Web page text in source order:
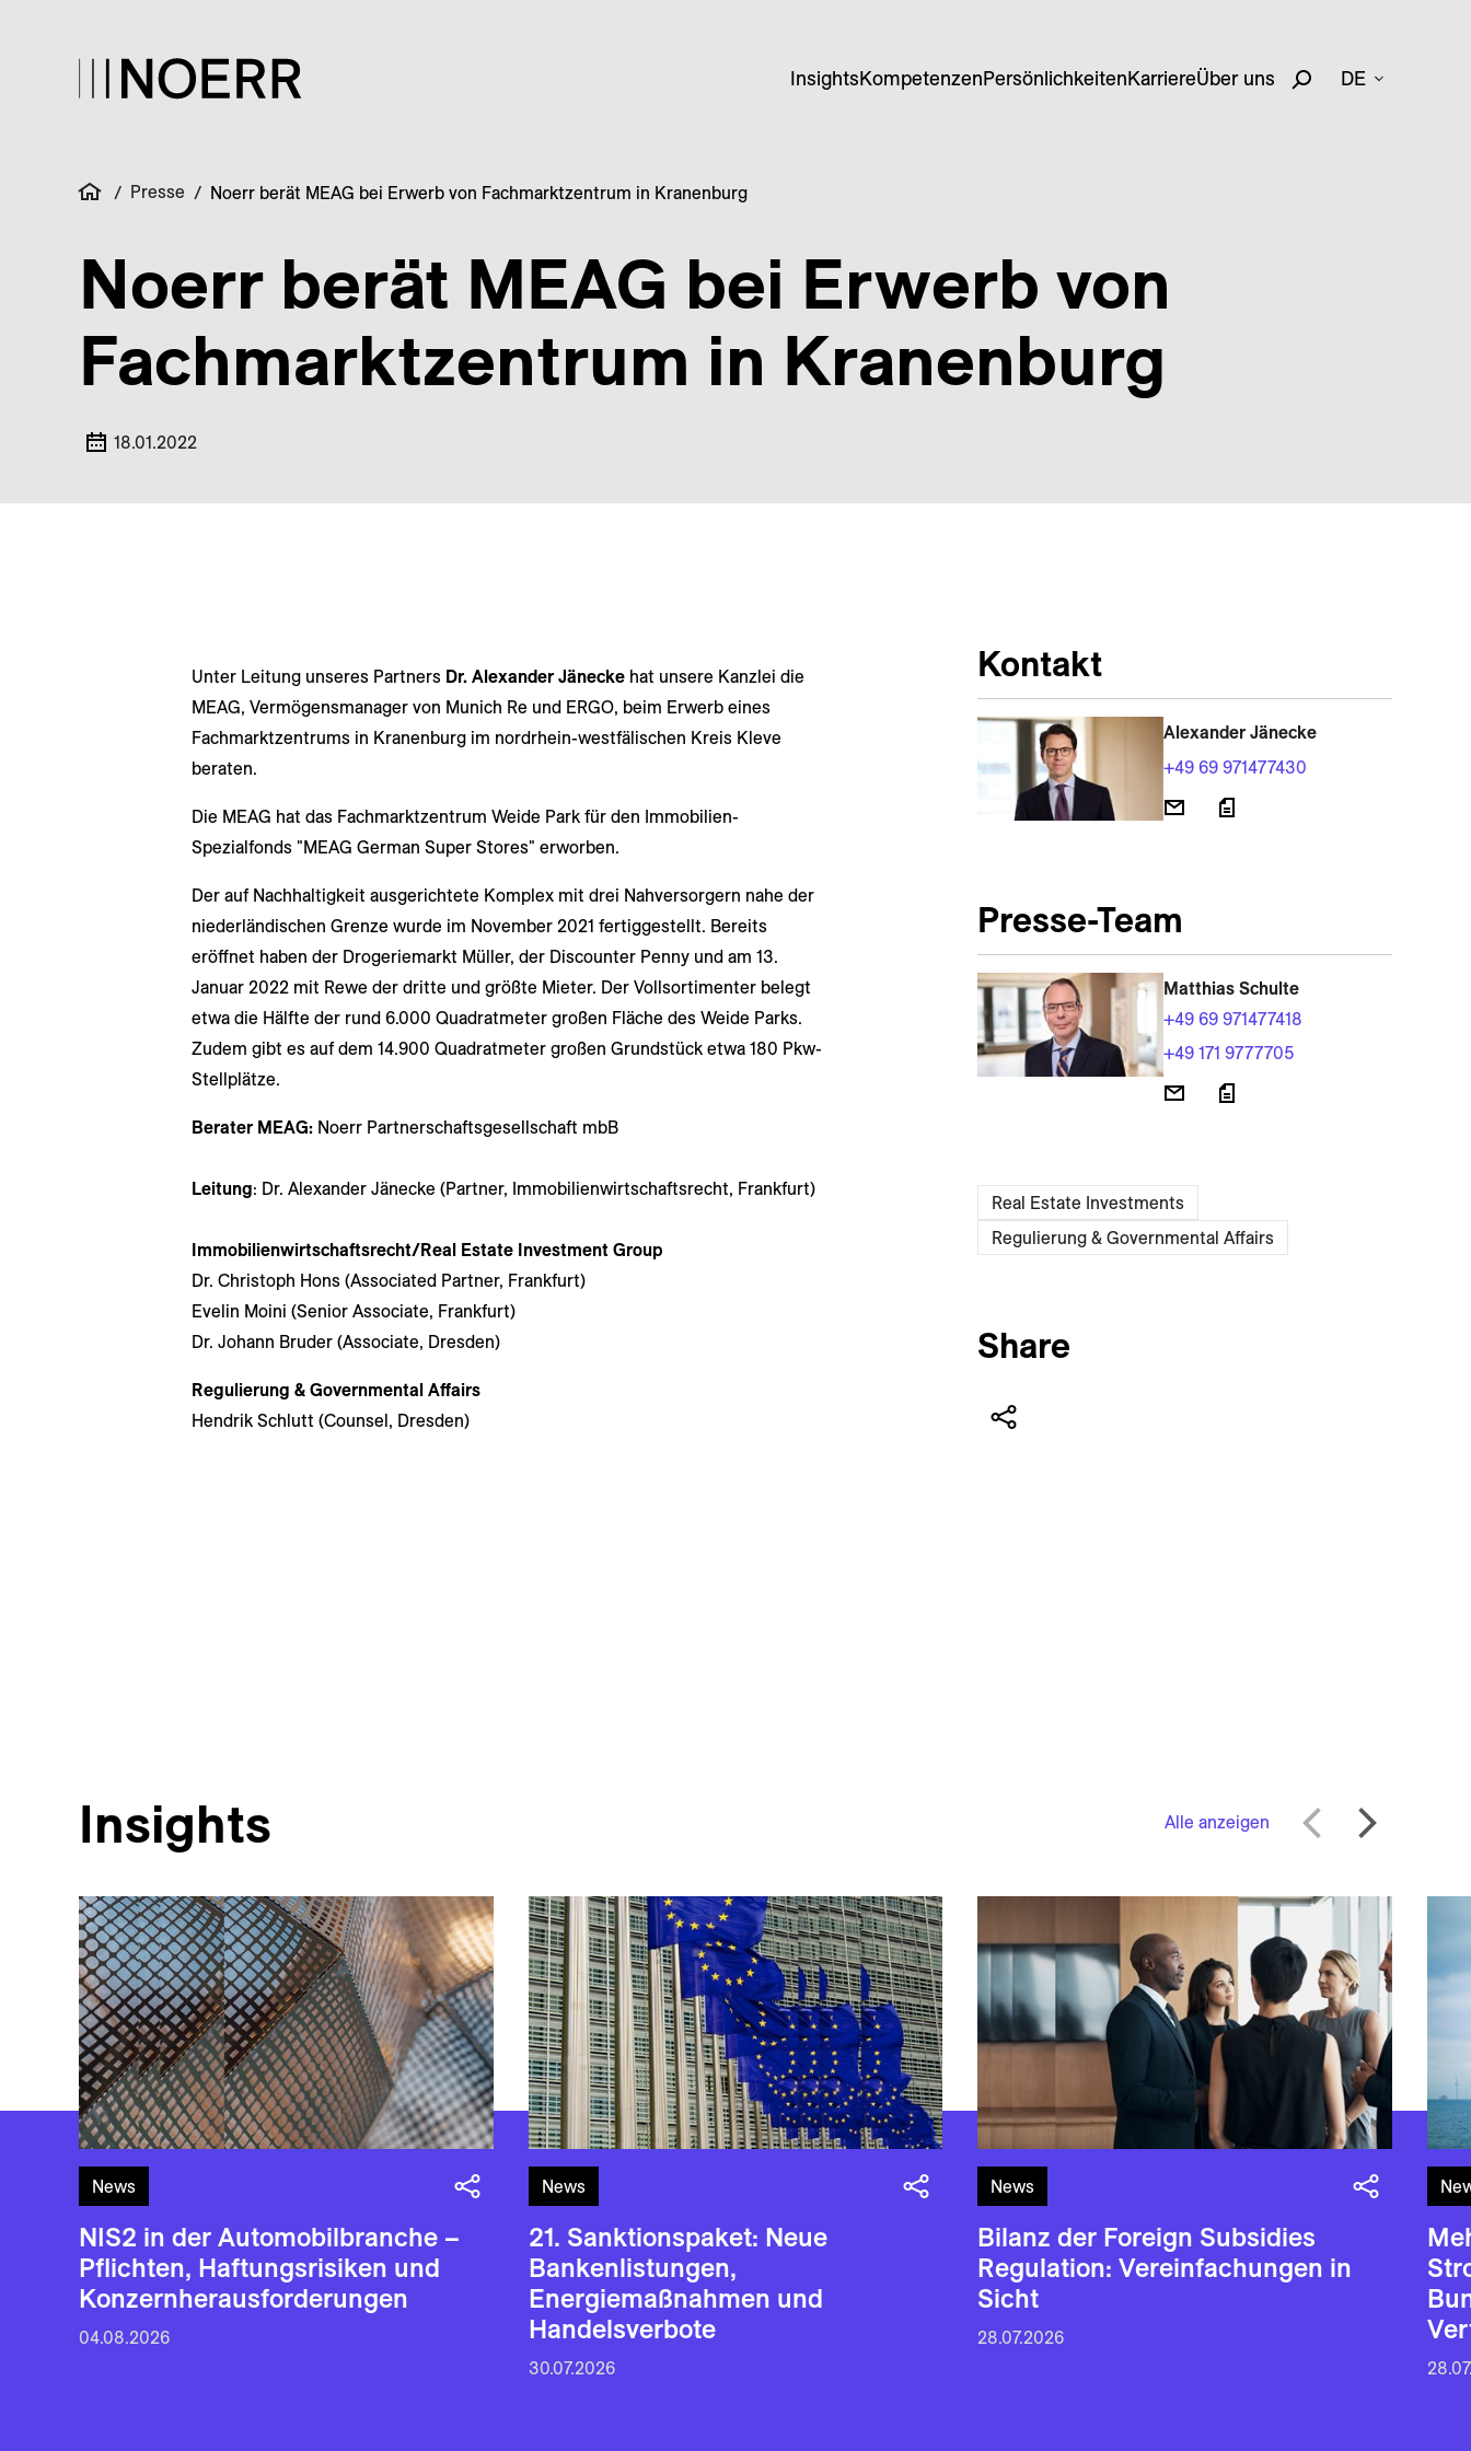
InsightsKompetenzenPersönlichkeitenKarriereÜber uns DE
/ Presse / Noerr berät MEAG bei Erwerb von Fachmarktzentrum in Kranenburg
Noerr berät MEAG bei Erwerb von
Fachmarktzentrum in Kranenburg
18.01.2022
Unter Leitung unseres Partners Dr. Alexander Jäneckehat unsere Kanzlei die
MEAG, Vermögensmanager von Munich Re und ERGO, beim Erwerb eines
Fachmarktzentrums in Kranenburg im nordrhein-westfälischen Kreis Kleve
beraten.
Die MEAG hat das Fachmarktzentrum Weide Park für den Immobilien-
Spezialfonds "MEAG German Super Stores" erworben.
Der auf Nachhaltigkeit ausgerichtete Komplex mit drei Nahversorgern nahe der
niederländischen Grenze wurde im November 2021 fertiggestellt. Bereits
eröffnet haben der Drogeriemarkt Müller, der Discounter Penny und am 13.
Januar 2022 mit Rewe der dritte und größte Mieter. Der Vollsortimenter belegt
etwa die Hälfte der rund 6.000 Quadratmeter großen Fläche des Weide Parks.
Zudem gibt es auf dem 14.900 Quadratmeter großen Grundstück etwa 180 Pkw-
Stellplätze.
Berater MEAG:Noerr Partnerschaftsgesellschaft mbB
Leitung: Dr. Alexander Jänecke (Partner, Immobilienwirtschaftsrecht, Frankfurt)
Immobilienwirtschaftsrecht/Real Estate Investment Group
Dr. Christoph Hons (Associated Partner, Frankfurt)
Evelin Moini (Senior Associate, Frankfurt)
Dr. Johann Bruder (Associate, Dresden)
Regulierung & Governmental Affairs
Hendrik Schlutt (Counsel, Dresden)
Kontakt
Alexander Jänecke
+49 69 971477430
Presse-Team
Matthias Schulte
+49 69 971477418
+49 171 9777705
Real Estate Investments
Regulierung & Governmental Affairs
Share
Alle anzeigen
Insights
News
NIS2 in der Automobilbranche –
Pflichten, Haftungsrisiken und
Konzernherausforderungen
04.08.2026
News
21. Sanktionspaket: Neue
Bankenlistungen,
Energiemaßnahmen und
Handelsverbote
30.07.2026
News
Bilanz der Foreign Subsidies
Regulation: Vereinfachungen in
Sicht
28.07.2026